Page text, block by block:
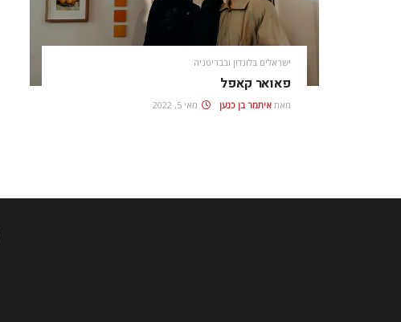
ישראלים בלונדון ובבריטניה
פאואר קאפל
מאת איתמר בן כנען מאי 5, 2022